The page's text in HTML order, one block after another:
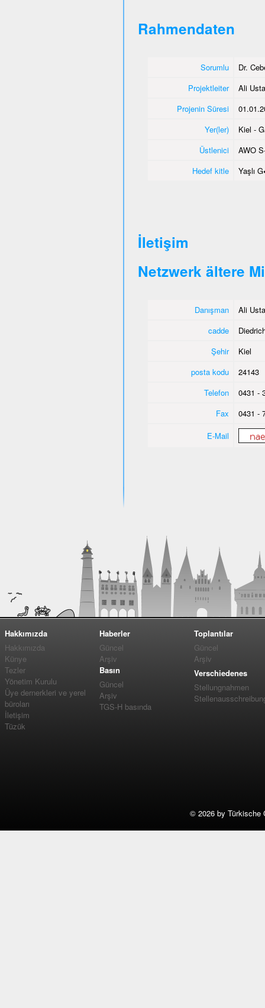
Rahmendaten
Sorumlu
Dr.
Projektleiter
Ali
Projenin Süresi
Yer(ler)
Kiel -
Üstlenici
AWO
Hedef kitle
Yaşlı
İletişim
Netzwerk ältere
Danışman
Ali
cadde
Şehir
Kiel
posta kodu
24143
Telefon
0431 -
Fax
0431 -
E-Mail
Hakkımızda
Hakkımızda
Künye
Tezler
Yönetim Kurulu
Üye dernerkleri ve yerel
büroları
İletişim
Tüzük
Haberler
Güncel
Arşiv
Basın
Güncel
Arşiv
TGS-H basında
Toplantılar
Güncel
Arşiv
Verschiedenes
Stellungnahmen
© 2026 by Türkische